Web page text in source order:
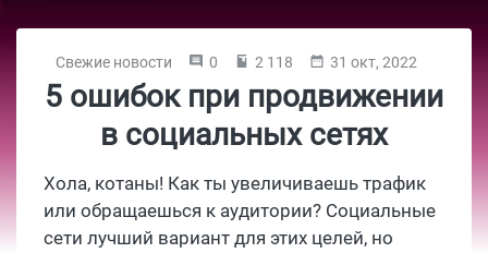
Свежие новости 0 2 118 31 окт, 2022
5 ошибок при продвижении
в социальных сетях
Хола, котаны! Как ты увеличиваешь трафик
или обращаешься к аудитории? Социальные
сети лучший вариант для этих целей, но